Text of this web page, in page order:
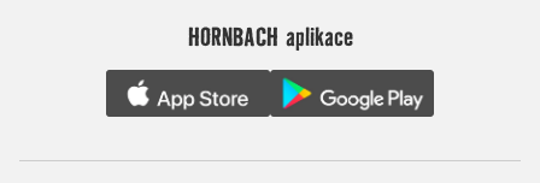
HORNBACH aplikace